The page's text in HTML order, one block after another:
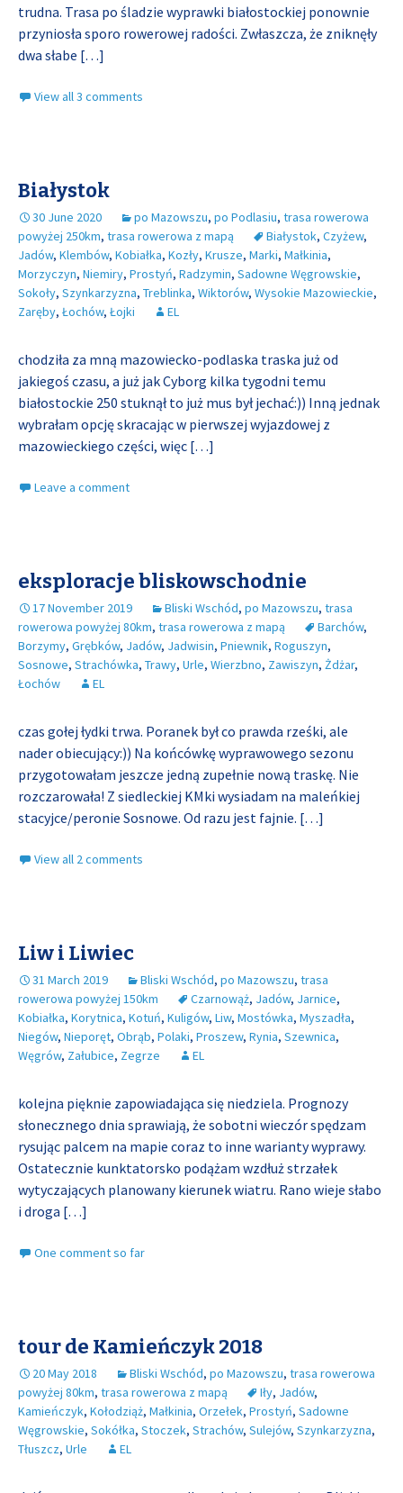
trudna. Trasa po śladzie wyprawki białostockiej ponownie
przyniosła sporo rowerowej radości. Zwłaszcza, że zniknęły
dwa słabe […]
View all 3 comments
Białystok
30 June 2020 po Mazowszu, po Podlasiu, trasa rowerowa
powyżej 250km, trasa rowerowa z mapą Białystok, Czyżew,
Jadów, Klembów, Kobiałka, Kozły, Krusze, Marki, Małkinia,
Morzyczyn, Niemiry, Prostyń, Radzymin, Sadowne Węgrowskie,
Sokoły, Szynkarzyzna, Treblinka, Wiktorów, Wysokie Mazowieckie,
Zaręby, Łochów, Łojki EL
chodziła za mną mazowiecko-podlaska traska już od
jakiegoś czasu, a już jak Cyborg kilka tygodni temu
białostockie 250 stuknął to już mus był jechać:)) Inną jednak
wybrałam opcję skracając w pierwszej wyjazdowej z
mazowieckiego części, więc […]
Leave a comment
eksploracje bliskowschodnie
17 November 2019 Bliski Wschód, po Mazowszu, trasa
rowerowa powyżej 80km, trasa rowerowa z mapą Barchów,
Borzymy, Grębków, Jadów, Jadwisin, Pniewnik, Roguszyn,
Sosnowe, Strachówka, Trawy, Urle, Wierzbno, Zawiszyn, Żdżar,
Łochów
EL
czas gołej łydki trwa. Poranek był co prawda rześki, ale
nader obiecujący:)) Na końcówkę wyprawowego sezonu
przygotowałam jeszcze jedną zupełnie nową traskę. Nie
rozczarowała! Z siedleckiej KMki wysiadam na maleńkiej
stacyjce/peronie Sosnowe. Od razu jest fajnie. […]
View all 2 comments
Liw i Liwiec
31 March 2019 Bliski Wschód, po Mazowszu, trasa
rowerowa powyżej 150km
Czarnowąż, Jadów, Jarnice,
Kobiałka, Korytnica, Kotuń, Kuligów, Liw, Mostówka, Myszadła,
Niegów, Nieporęt, Obrąb, Polaki, Proszew, Rynia, Szewnica,
Węgrów, Załubice, Zegrze EL
kolejna pięknie zapowiadająca się niedziela. Prognozy
słonecznego dnia sprawiają, że sobotni wieczór spędzam
rysując palcem na mapie coraz to inne warianty wyprawy.
Ostatecznie kunktatorsko podążam wzdłuż strzałek
wytyczających planowany kierunek wiatru. Rano wieje słabo
i droga […]
One comment so far
tour de Kamieńczyk 2018
20 May 2018 Bliski Wschód, po Mazowszu, trasa rowerowa
powyżej 80km, trasa rowerowa z mapą Iły, Jadów,
Kamieńczyk, Kołodziąż, Małkinia, Orzełek, Prostyń, Sadowne
Węgrowskie, Sokółka, Stoczek, Strachów, Sulejów, Szynkarzyzna,
Tłuszcz, Urle EL